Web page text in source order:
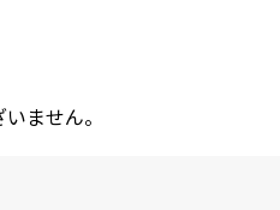
ません。